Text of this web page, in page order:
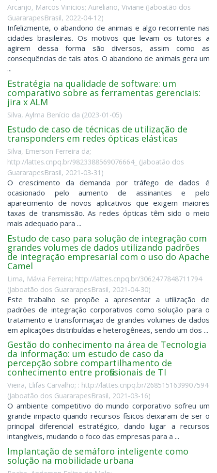
Arcanjo, Marcos Vinicios; Aureliano, Viviane (Jaboatão dos
GuararapesBrasil, 2022-04-12)
Infelizmente, o abandono de animais e algo recorrente nas
cidades brasileiras. Os motivos que levam os tutores a
agirem dessa forma são diversos, assim como as
consequências de tais atos. O abandono de animais gera um
...
Estratégia na qualidade de software: um
comparativo sobre as ferramentas gerenciais:
jira x ALM
Silva, Aylma Benício da (2023-01-05)
Estudo de caso de técnicas de utilização de
transponders em redes ópticas elásticas
Silva, Emerson Ferreira da;
http://lattes.cnpq.br/9823388569076664_ (Jaboatão dos
GuararapesBrasil, 2021-03-31 )
O crescimento da demanda por tráfego de dados é
ocasionado pelo aumento de assinantes e pelo
aparecimento de novos aplicativos que exigem maiores
taxas de transmissão. As redes ópticas têm sido o meio
mais adequado para ...
Estudo de caso para solução de integração com
grandes volumes de dados utilizando padrões
de integração empresarial com o uso do Apache
Camel
Lima, Mávia Ferreira; http://lattes.cnpq.br/3062477848711794
(Jaboatão dos GuararapesBrasil, 2021-04-30)
Este trabalho se propõe a apresentar a utilização de
padrões de integração corporativos como solução para o
tratamento e transformação de grandes volumes de dados
em aplicações distribuídas e heterogêneas, sendo um dos ...
Gestão do conhecimento na área de Tecnologia
da informação: um estudo de caso da
percepção sobre compartilhamento de
conhecimento entre profissionais de TI
Vieira, Elifas Carvalho; : http://lattes.cnpq.br/2685151639907594
(Jaboatão dos GuararapesBrasil, 2021-03-16)
O ambiente competitivo do mundo corporativo sofreu um
grande impacto quando recursos físicos deixaram de ser o
principal diferencial estratégico, dando lugar a recursos
intangíveis, mudando o foco das empresas para a ...
Implantação de semáforo inteligente como
solução na mobilidade urbana